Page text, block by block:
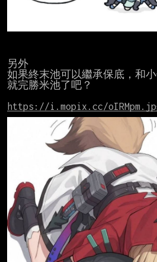
另外
如果終末池可以繼承保底，和
就完勝米池了吧？
https://i.mopix.cc/